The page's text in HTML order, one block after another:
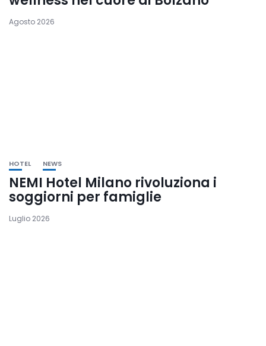
Agosto 2026
HOTEL NEWS
NEMI Hotel Milano rivoluziona i
soggiorni per famiglie
Luglio 2026